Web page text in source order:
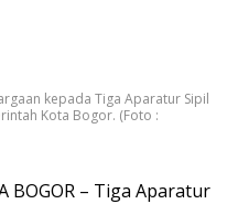
kepada Tiga Aparatur Sipil
Kota Bogor. (Foto :
BOGOR – Tiga Aparatur